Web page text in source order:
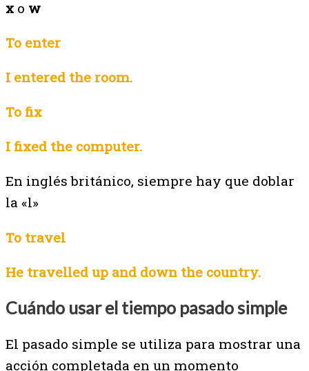
x o w
To enter
I entered the room.
To fix
I fixed the computer.
En inglés británico, siempre hay que doblar
la «l»
To travel
He travelled up and down the country.
Cuándo usar el tiempo pasado simple
El pasado simple se utiliza para mostrar una
acción completada en un momento